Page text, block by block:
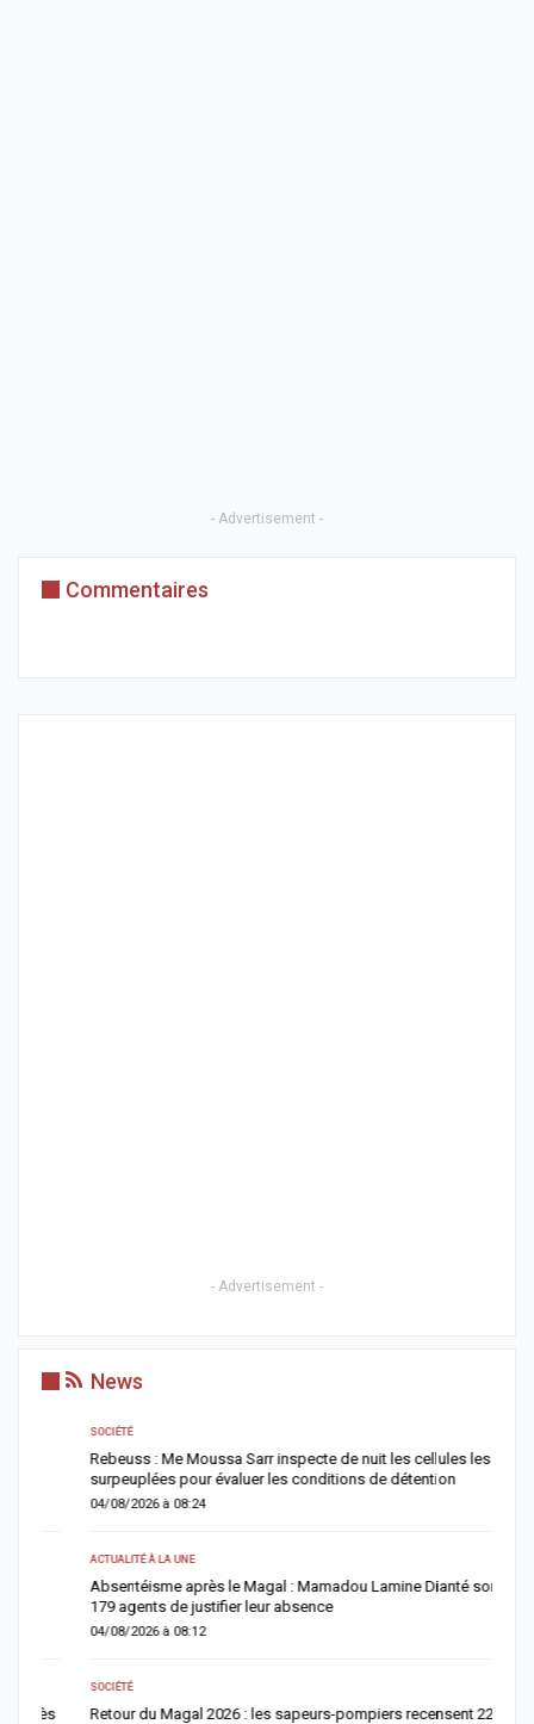
- Advertisement -
Commentaires
- Advertisement -
News
Rebeuss : Me Moussa Sarr inspecte de nuit les cellules les plus
surpeuplées pour évaluer les conditions de détention
04/08/2026 à 08:24
ACTUALITÉ À LA UNE
Absentéisme après le Magal : Mamadou Lamine Dianté somme
179 agents de justifier leur absence
04/08/2026 à 08:12
Retour du Magal 2026 : les sapeurs-pompiers recensent 22 décès